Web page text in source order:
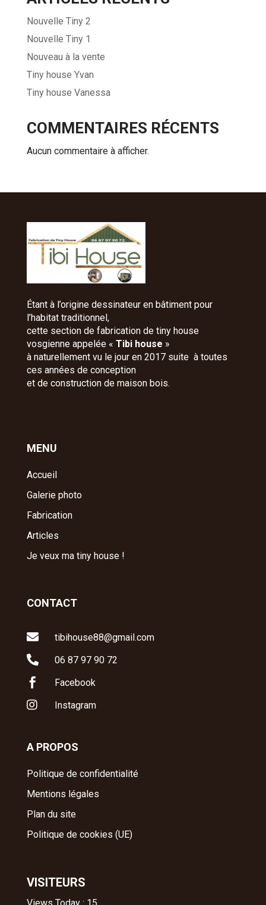
Nouvelle Tiny 2
Nouvelle Tiny 1
Nouveau à la vente
Tiny house Yvan
Tiny house Vanessa
COMMENTAIRES RÉCENTS
Aucun commentaire à afficher.
Étant à l’origine dessinateur en bâtiment pour
l’habitat traditionnel,
cette section de fabrication de tiny house
vosgienne appelée « Tibi house »
à naturellement vu le jour en 2017 suite à toutes
ces années de conception
et de construction de maison bois.
MENU
Accueil
Galerie photo
Fabrication
Articles
Je veux ma tiny house !
CONTACT
 tibihouse88@gmail.com
 06 87 97 90 72
 Facebook
 Instagram
A PROPOS
Politique de confidentialité
Mentions légales
Plan du site
Politique de cookies (UE)
VISITEURS